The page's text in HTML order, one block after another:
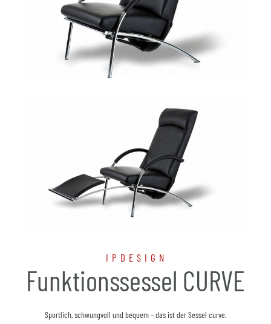
IPDESIGN
Funktionssessel CURVE
Sportlich, schwungvoll und bequem – das ist der Sessel curve.